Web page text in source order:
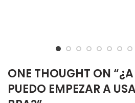
ONE THOUGHT ON “
PUEDO EMPEZAR A